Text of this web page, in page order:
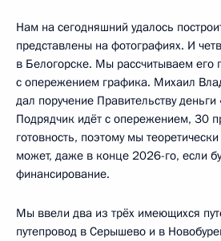
Нам на сегодняшний удалось
представлены на фотографиях. И
в Белогорске. Мы рассчитываем его
с опережением графика. Михаил
дал поручение Правительству деньги
Подрядчик идёт с опережением, 30
готовность, поэтому мы
может, даже в конце 2026-го, если
финансирование.
Мы ввели два из трёх имеющихся
путепровод в Серышево и в